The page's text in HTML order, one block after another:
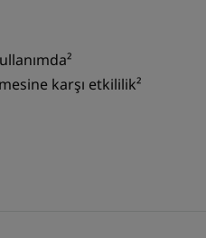
karşı etkililik²